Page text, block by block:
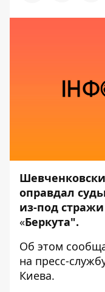
оправдал
из-под
«Беркута".
Об этом
на пресс-
Киева.